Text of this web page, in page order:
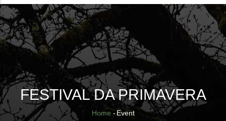
un
sistema
de
accesibilidade.
FESTIVAL DA PRIMAVERA
Breadcrumb
Home - Event